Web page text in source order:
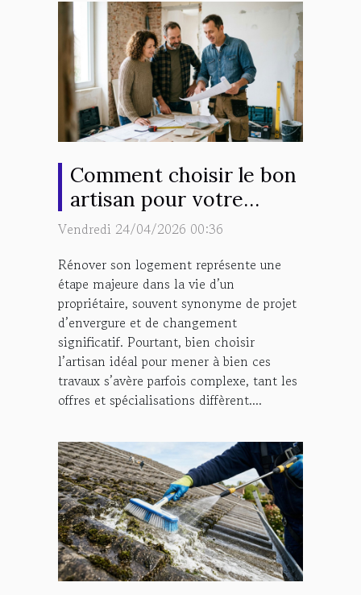
Comment choisir le bon
artisan pour votre
projet de rénovation ?
Vendredi 24/04/2026 00:36
Rénover son logement représente une
étape majeure dans la vie d’un
propriétaire, souvent synonyme de projet
d’envergure et de changement
significatif. Pourtant, bien choisir
l’artisan idéal pour mener à bien ces
travaux s’avère parfois complexe, tant les
offres et spécialisations diffèrent....